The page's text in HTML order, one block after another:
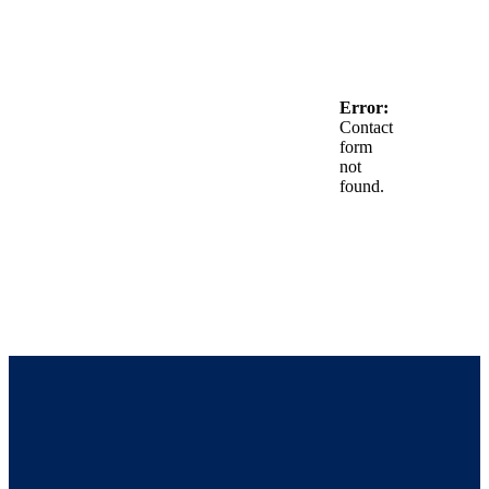
Error:
Contact
form
not
found.